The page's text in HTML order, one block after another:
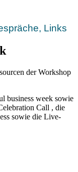
Links
der Workshop
business week sowie
Call , die
sowie die Live-